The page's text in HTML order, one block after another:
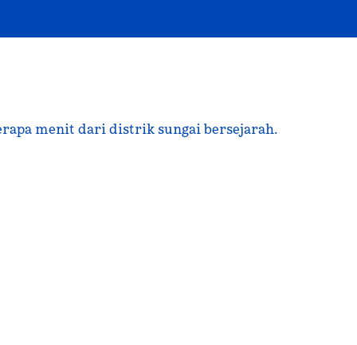
menit dari distrik sungai bersejarah.